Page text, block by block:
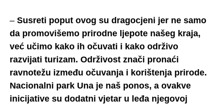
– Susreti poput ovog su dragocjeni jer ne samo
da promovišemo prirodne ljepote našeg kraja,
već učimo kako ih očuvati i kako održivo
razvijati turizam. Održivost znači pronaći
ravnotežu između očuvanja i korištenja prirode.
Nacionalni park Una je naš ponos, a ovakve
inicijative su dodatni vjetar u leđa njegovoj